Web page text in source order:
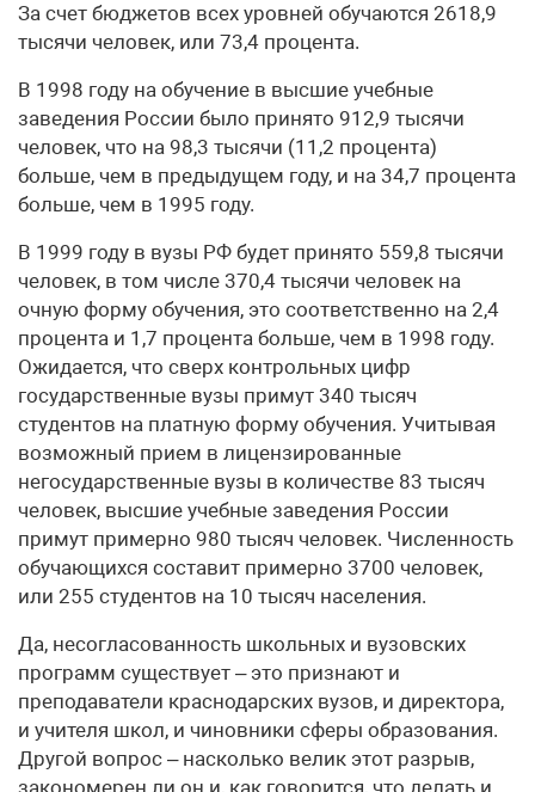
За счет бюджетов всех уровней обучаются 2618,9
тысячи человек, или 73,4 процента.
В 1998 году на обучение в высшие учебные
заведения России было принято 912,9 тысячи
человек, что на 98,3 тысячи (11,2 процента)
больше, чем в предыдущем году, и на 34,7 процента
больше, чем в 1995 году.
В 1999 году в вузы РФ будет принято 559,8 тысячи
человек, в том числе 370,4 тысячи человек на
очную форму обучения, это соответственно на 2,4
процента и 1,7 процента больше, чем в 1998 году.
Ожидается, что сверх контрольных цифр
государственные вузы примут 340 тысяч
студентов на платную форму обучения. Учитывая
возможный прием в лицензированные
негосударственные вузы в количестве 83 тысяч
человек, высшие учебные заведения России
примут примерно 980 тысяч человек. Численность
обучающихся составит примерно 3700 человек,
или 255 студентов на 10 тысяч населения.
Да, несогласованность школьных и вузовских
программ существует – это признают и
преподаватели краснодарских вузов, и директора,
и учителя школ, и чиновники сферы образования.
Другой вопрос – насколько велик этот разрыв,
закономерен ли он и, как говорится, что делать и